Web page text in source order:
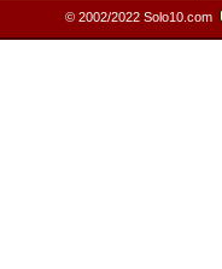
© 2002/2022 Solo10.com